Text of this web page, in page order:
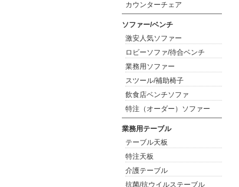
カウンターチェア
ソファー/ベンチ
激安人気ソファー
ロビーソファ/待合ベンチ
業務用ソファー
スツール/補助椅子
飲食店ベンチソファ
特注（オーダー）ソファー
業務用テーブル
テーブル天板
特注天板
介護テーブル
抗菌/抗ウイルステーブル